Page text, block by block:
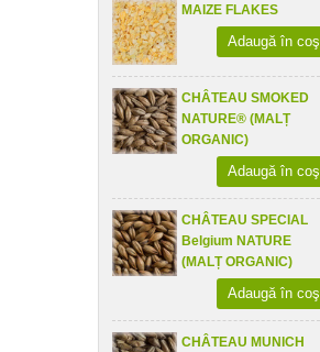
MAIZE FLAKES
Adaugă în coş
CHÂTEAU SMOKED
NATURE® (MALȚ
ORGANIC)
Adaugă în coş
CHÂTEAU SPECIAL
Belgium NATURE
(MALȚ ORGANIC)
Adaugă în coş
CHÂTEAU MUNICH